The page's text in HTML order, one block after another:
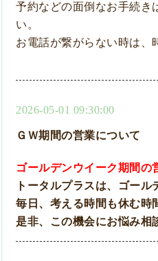
予約などの面倒なお手続き
い。
お電話が繋がらない時は、
2026-05-01 09:30:00
ＧＷ期間の営業について
ゴールデンウイーク期間の
トータルプラスは、ゴー
毎日、考える時間も休む時
是非、この機会にお悩み相